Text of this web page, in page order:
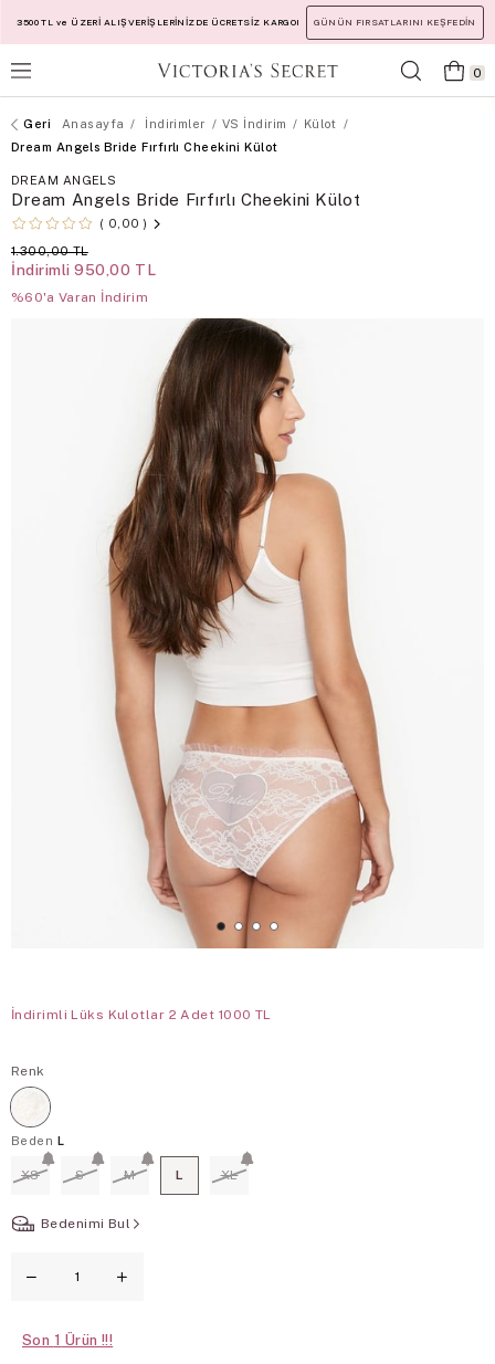
3500 TL ve ÜZERİ ALIŞVERİŞLERİNİZDE ÜCRETSİZ KARGO! GÜNÜN FIRSATLARINI KEŞFEDİN
0
Anasayfa İndirimler VS İndirim
Külot
Dream Angels Bride Fırfırlı Cheekini Külot
DREAM ANGELS
Dream Angels Bride Fırfırlı Cheekini Külot
0,00
1.300,00 TL
İndirimli 950,00 TL
%60'a Varan İndirim
İndirimli Lüks Kulotlar 2 Adet 1000 TL
Renk
Beden L
XS S M L XL
Bedenimi Bul
Son 1